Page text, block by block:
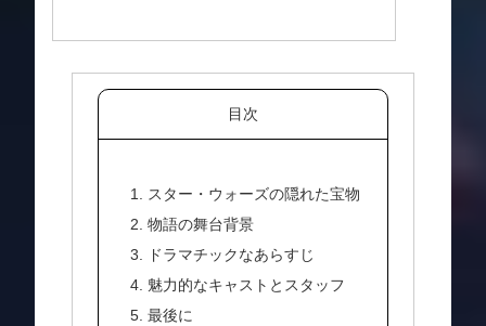
目次
1. スター・ウォーズの隠れた宝物
2. 物語の舞台背景
3. ドラマチックなあらすじ
4. 魅力的なキャストとスタッフ
5. 最後に